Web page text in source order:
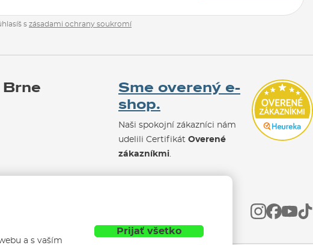
s zásadami ochrany soukromí
Sme overený e-
shop.
Naši spokojní zákazníci nám
udelili Certifikát Overené
zákazníkmi.
a s vaším
Prijať všetko